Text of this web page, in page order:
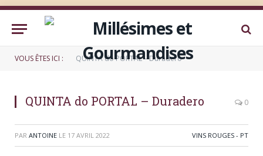
VOUS ÊTES ICI : QUINTA do PORTAL – Duradero
QUINTA do PORTAL – Duradero 0
PAR ANTOINE LE 17 AVRIL 2022 VINS ROUGES - PT